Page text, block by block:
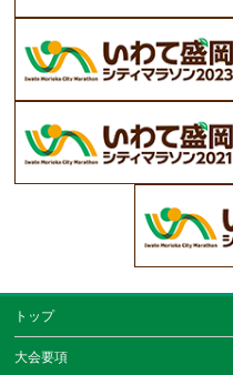
トップ
大会要項